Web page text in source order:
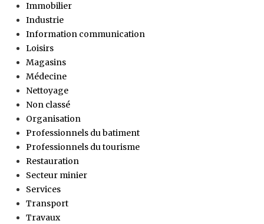
Immobilier
Industrie
Information communication
Loisirs
Magasins
Médecine
Nettoyage
Non classé
Organisation
Professionnels du batiment
Professionnels du tourisme
Restauration
Secteur minier
Services
Transport
Travaux